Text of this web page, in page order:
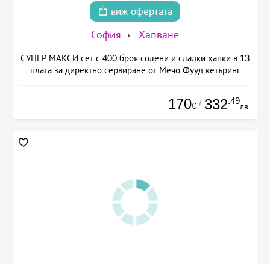
виж офертата
София Хапване
СУПЕР МАКСИ сет с 400 броя солени и сладки хапки в 13
плата за директно сервиране от Мечо Фууд кетъринг
170€ / 332.49
лв.